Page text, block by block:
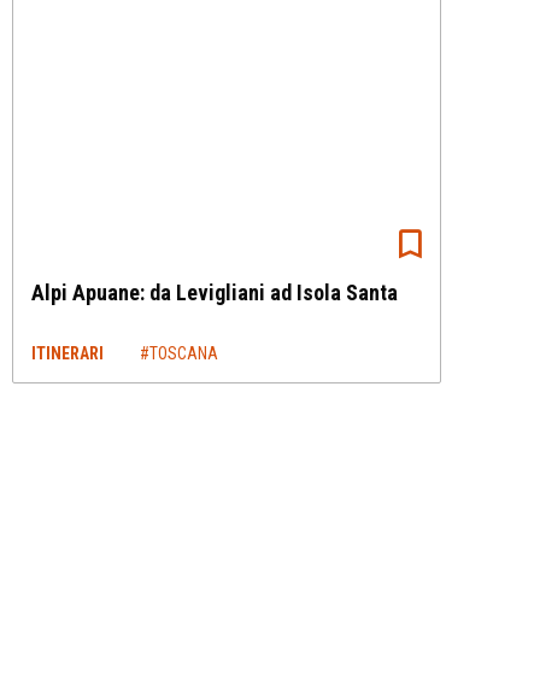
Alpi Apuane: da Levigliani ad Isola Santa
ITINERARI #TOSCANA